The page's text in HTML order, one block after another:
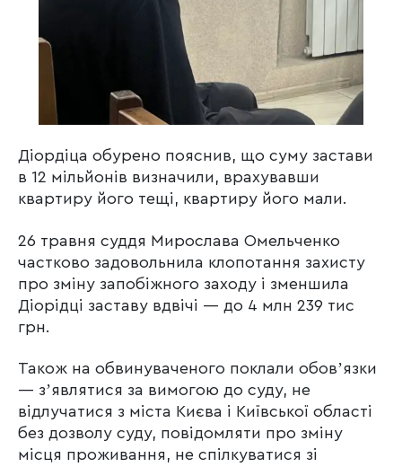
Діордіца обурено пояснив, що суму застави
в 12 мільйонів визначили, врахувавши
квартиру його тещі, квартиру його мали.
26 травня суддя Мирослава Омельченко
частково задовольнила клопотання захисту
про зміну запобіжного заходу і зменшила
Діорідці заставу вдвічі — до 4 млн 239 тис
грн.
Також на обвинуваченого поклали обовʼязки
— зʼявлятися за вимогою до суду, не
відлучатися з міста Києва і Київської області
без дозволу суду, повідомляти про зміну
місця проживання, не спілкуватися зі